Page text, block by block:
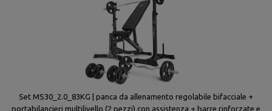
Set MS30_2.0_83KG | panca da allenamento regolabile bifacciale +
portabilancieri multilivello (2 pezzi) con assistenza + barre rinforzate e